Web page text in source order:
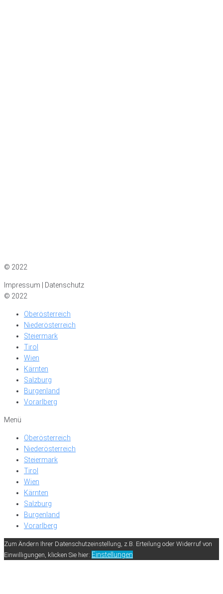
© 2022
Impressum | Datenschutz
© 2022
Oberösterreich
Niederösterreich
Steiermark
Tirol
Wien
Kärnten
Salzburg
Burgenland
Vorarlberg
Menü
Oberösterreich
Niederösterreich
Steiermark
Tirol
Wien
Kärnten
Salzburg
Burgenland
Vorarlberg
Zum Ändern Ihrer Datenschutzeinstellung, z.B. Erteilung oder Widerruf von
Einwilligungen, klicken Sie hier: Einstellungen